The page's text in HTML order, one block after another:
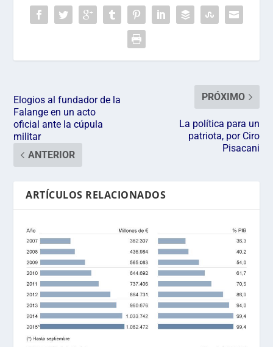
Elogios al fundador de la
Falange en un acto
oficial ante la cúpula
militar
ANTERIOR
PRÓXIMO
La política para un
patriota, por Ciro
Pisacani
ARTÍCULOS RELACIONADOS